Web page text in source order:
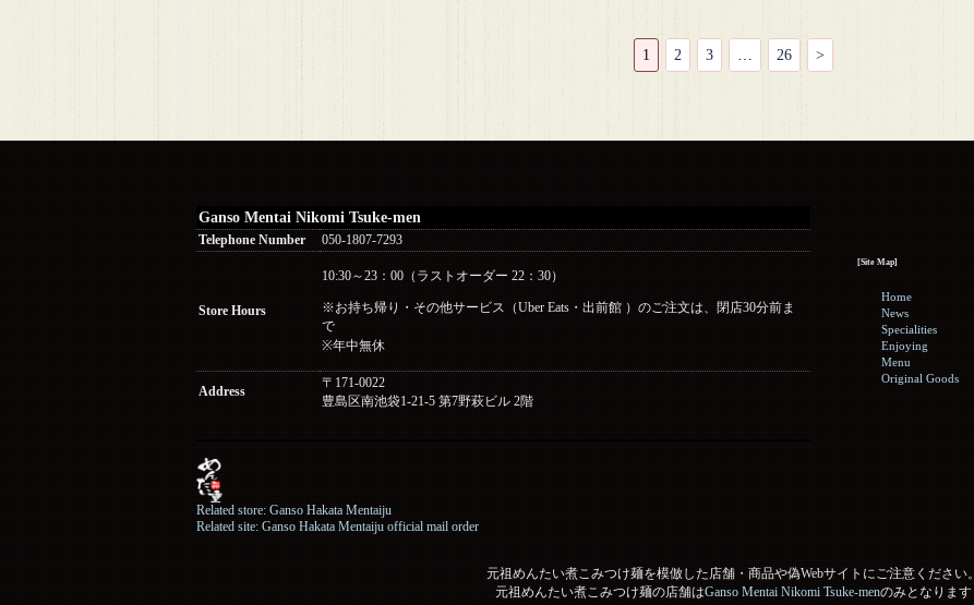
1 2 3 … 26 >
Ganso Mentai Nikomi Tsuke-men
Telephone Number 050-1807-7293
Store Hours
10:30～23：00（ラストオーダー 22：30）
※お持ち帰り・その他サービス（Uber Eats・出前館 ）のご注文は、閉店30分前ま
で
※年中無休
Address
〒171-0022
豊島区南池袋1-21-5 第7野萩ビル 2階
Related store: Ganso Hakata Mentaiju
Related site: Ganso Hakata Mentaiju official mail order
[Site Map]
Home
News
Specialities
Enjoying
Menu
Original Goods
元祖めんたい煮こみつけ麺を模倣した店舗・商品や偽Webサイトにご注意ください。
元祖めんたい煮こみつけ麺の店舗はGanso Mentai Nikomi Tsuke-menのみとなります